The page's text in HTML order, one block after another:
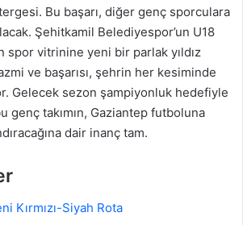
Bu başarı, diğer genç sporculara
Şehitkamil Belediyespor’un U18
spor vitrinine yeni bir parlak yıldız
ve başarısı, şehrin her kesiminde
Gelecek sezon şampiyonluk hedefiyle
genç takımın, Gaziantep futboluna
dair inanç tam.
Kırmızı-Siyah Rota